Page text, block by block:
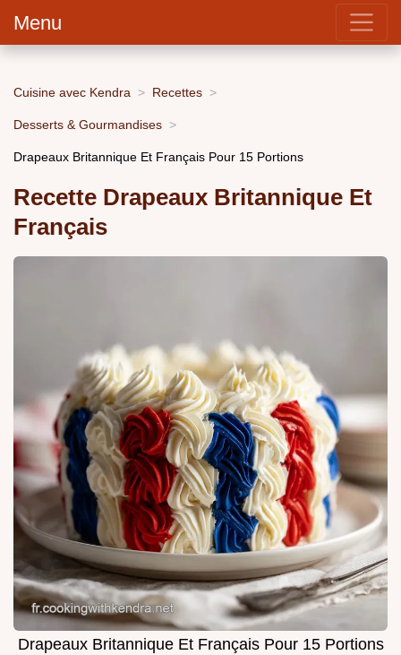
Menu
Cuisine avec Kendra Recettes
Desserts & Gourmandises
Drapeaux Britannique Et Français Pour 15 Portions
Recette Drapeaux Britannique Et
Français
Drapeaux Britannique Et Français Pour 15 Portions